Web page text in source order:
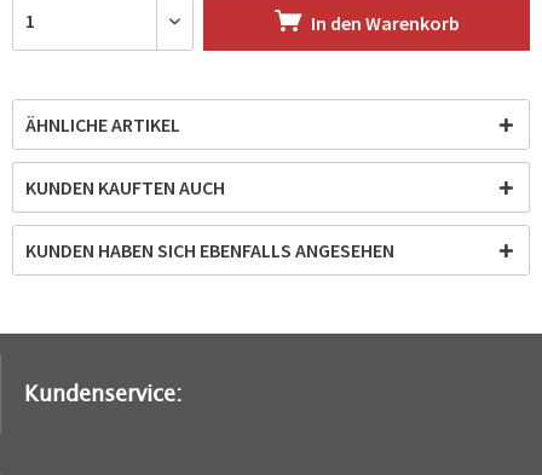
In den Warenkorb
ÄHNLICHE ARTIKEL
KUNDEN KAUFTEN AUCH
KUNDEN HABEN SICH EBENFALLS ANGESEHEN
Kundenservice: